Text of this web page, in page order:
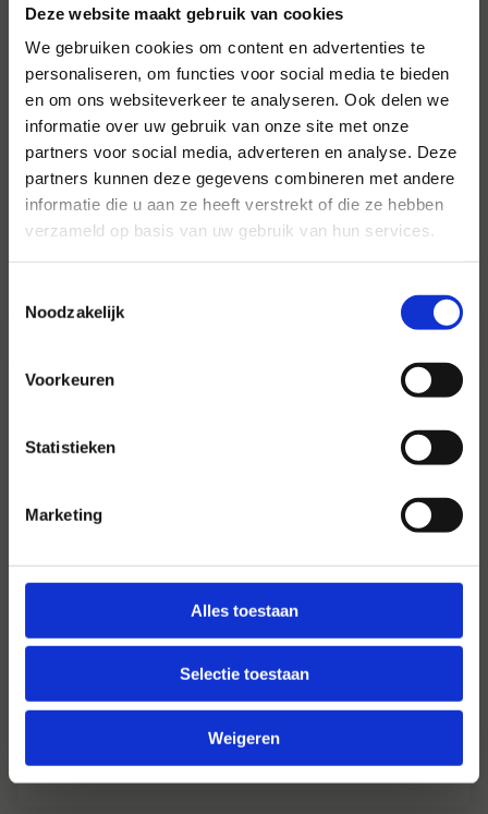
Deze website maakt gebruik van cookies
We gebruiken cookies om content en advertenties te
personaliseren, om functies voor social media te bieden
en om ons websiteverkeer te analyseren. Ook delen we
informatie over uw gebruik van onze site met onze
partners voor social media, adverteren en analyse. Deze
partners kunnen deze gegevens combineren met andere
informatie die u aan ze heeft verstrekt of die ze hebben
verzameld op basis van uw gebruik van hun services.
Noodzakelijk
Voorkeuren
Statistieken
Marketing
Alles toestaan
Selectie toestaan
Weigeren
Voor al uw evenementen en
partijen
Hansen Evenementen is uw partner voor
evenementen van groot tot klein.
Hansen Dranken sinds 1947
Al ruim 75 jaar uw grote onafhankelijke
Lees verder